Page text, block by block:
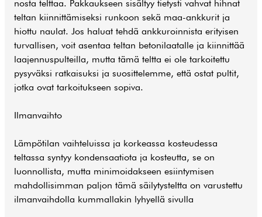
nosta telttaa. Pakkaukseen sisältyy tietysti vahvat hihnat
teltan kiinnittämiseksi runkoon sekä maa-ankkurit ja
hiottu naulat. Jos haluat tehdä ankkuroinnista erityisen
turvallisen, voit asentaa teltan betonilaatalle ja kiinnittää
laajennuspulteilla, mutta tämä teltta ei ole tarkoitettu
pysyväksi ratkaisuksi ja suosittelemme, että ostat pultit,
jotka ovat tarkoitukseen sopiva.
Ilmanvaihto
Lämpötilan vaihteluissa ja korkeassa kosteudessa
teltassa syntyy kondensaatiota ja kosteutta, se on
luonnollista, mutta minimoidakseen esiintymisen
mahdollisimman paljon tämä säilytysteltta on varustettu
ilmanvaihdolla kummallakin lyhyellä sivulla